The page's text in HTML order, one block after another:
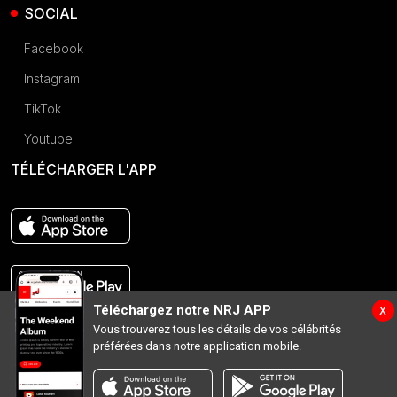
SOCIAL
Facebook
Instagram
TikTok
Youtube
TÉLÉCHARGER L'APP
Téléchargez notre NRJ APP
Vous trouverez tous les détails de vos célébrités
préférées dans notre application mobile.
x
Hit Music Only